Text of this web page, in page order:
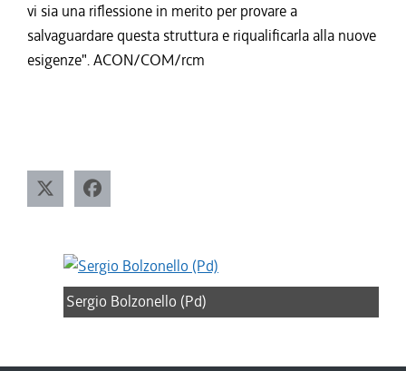
vi sia una riflessione in merito per provare a
salvaguardare questa struttura e riqualificarla alla nuove
esigenze". ACON/COM/rcm
Sergio Bolzonello (Pd)